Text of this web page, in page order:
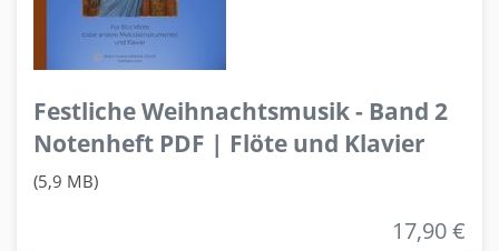
Festliche Weihnachtsmusik - Band 2
Notenheft PDF | Flöte und Klavier
(5,9 MB)
17,90 €